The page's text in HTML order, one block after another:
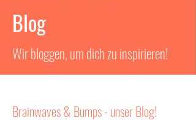
Blog
Wir bloggen, um dich zu inspirieren!
Brainwaves & Bumps - unser Blog!